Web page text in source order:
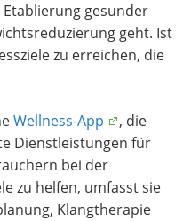
gesunder
geht. Ist
zu erreichen, die
Wellness-App
, die
Dienstleistungen für
bei der
zu helfen, umfasst sie
Klangtherapie